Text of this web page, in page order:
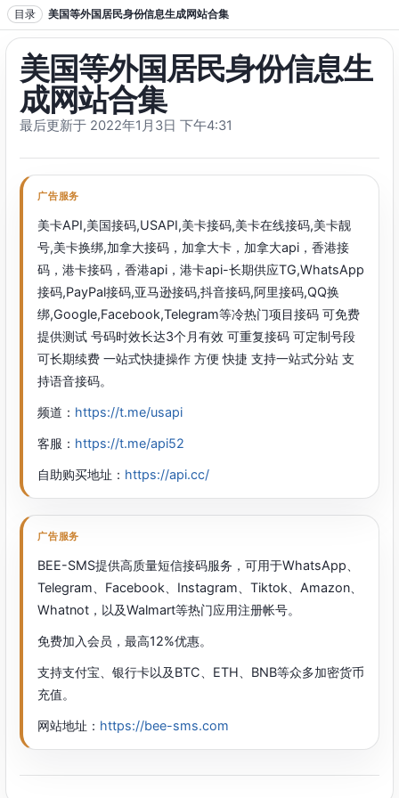
跳转到正文
目录 美国等外国居民身份信息生成网站合集
美国等外国居民身份信息生
成网站合集
最后更新于 2022年1月3日 下午4:31
广告服务
美卡API,美国接码,USAPI,美卡接码,美卡在线接码,美卡靓
号,美卡换绑,加拿大接码，加拿大卡，加拿大api，香港接
码，港卡接码，香港api，港卡api-长期供应TG,WhatsApp
接码,PayPal接码,亚马逊接码,抖音接码,阿里接码,QQ换
绑,Google,Facebook,Telegram等冷热门项目接码 可免费
提供测试 号码时效长达3个月有效 可重复接码 可定制号段
可长期续费 一站式快捷操作 方便 快捷 支持一站式分站 支
持语音接码。
频道： https://t.me/usapi
客服： https://t.me/api52
自助购买地址： https://api.cc/
广告服务
BEE-SMS提供高质量短信接码服务，可用于WhatsApp、
Telegram、Facebook、Instagram、Tiktok、Amazon、
Whatnot，以及Walmart等热门应用注册帐号。
免费加入会员，最高12%优惠。
支持支付宝、银行卡以及BTC、ETH、BNB等众多加密货币
充值。
网站地址： https://bee-sms.com